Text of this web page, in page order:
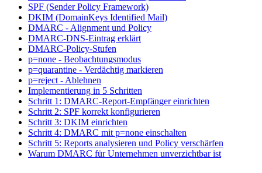
SPF (Sender Policy Framework)
DKIM (DomainKeys Identified Mail)
DMARC - Alignment und Policy
DMARC-DNS-Eintrag erklärt
DMARC-Policy-Stufen
p=none - Beobachtungsmodus
p=quarantine - Verdächtig markieren
p=reject - Ablehnen
Implementierung in 5 Schritten
Schritt 1: DMARC-Report-Empfänger einrichten
Schritt 2: SPF korrekt konfigurieren
Schritt 3: DKIM einrichten
Schritt 4: DMARC mit p=none einschalten
Schritt 5: Reports analysieren und Policy verschärfen
Warum DMARC für Unternehmen unverzichtbar ist